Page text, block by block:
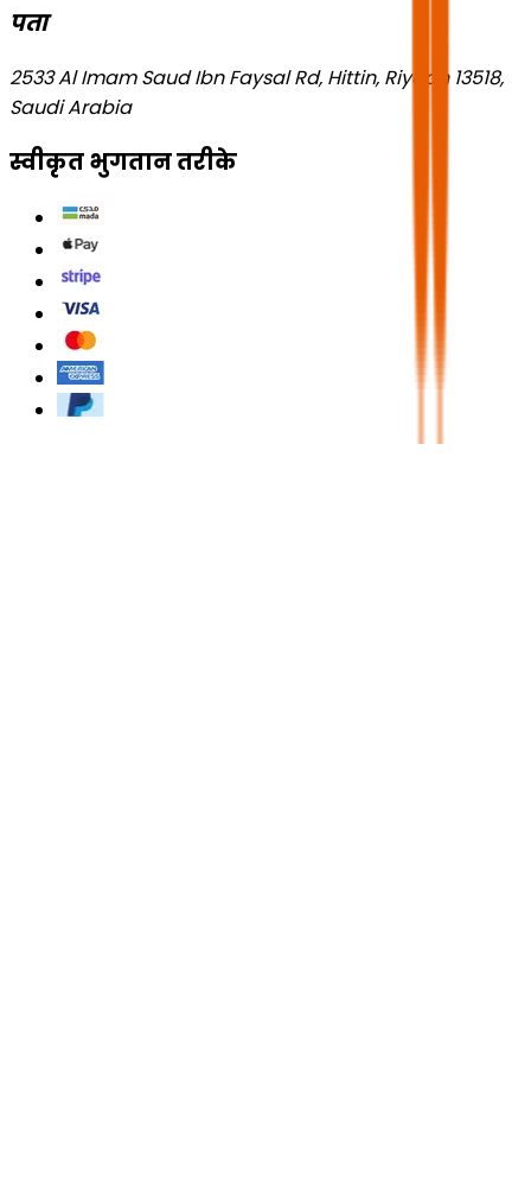
पता
2533 Al Imam Saud Ibn Faysal Rd, Hittin, Riyadh 13518,
Saudi Arabia
स्वीकृत भुगतान तरीके